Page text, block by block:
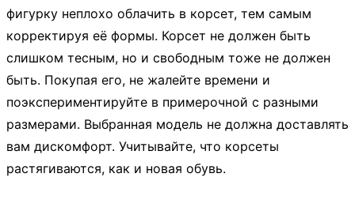
фигурку неплохо облачить в корсет, тем самым
корректируя её формы. Корсет не должен быть
слишком тесным, но и свободным тоже не должен
быть. Покупая его, не жалейте времени и
поэкспериментируйте в примерочной с разными
размерами. Выбранная модель не должна доставлять
вам дискомфорт. Учитывайте, что корсеты
растягиваются, как и новая обувь.